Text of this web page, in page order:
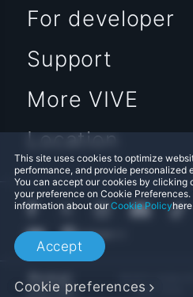
This site uses cookies to optimize
performance, and provide personalized
You can accept our cookies by clicking
your preference on Cookie
information about ourCookie Policy
Accept
Cookie preferences
For developer
Support
More VIVE
Location
Legal Terms